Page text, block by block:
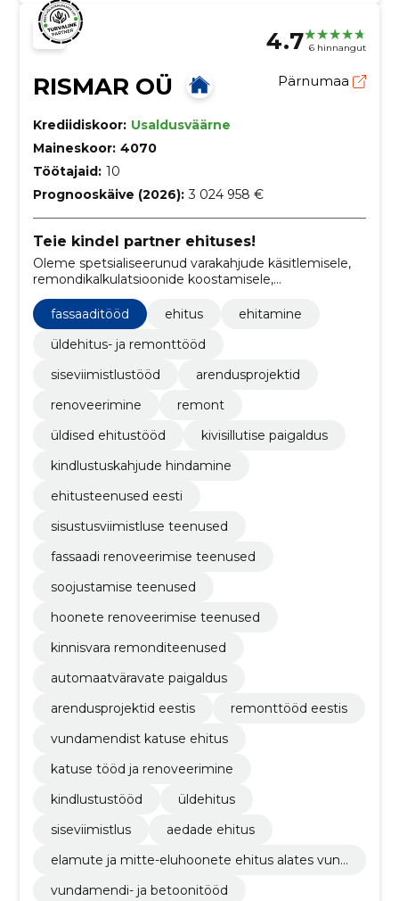
4.7 6 hinnangut
RISMAR OÜ Pärnumaa
Krediidiskoor: Usaldusväärne
Maineskoor: 4070
Töötajaid: 10
Prognooskäive (2026): 3 024 958 €
Teie kindel partner ehituses!
Oleme spetsialiseerunud varakahjude käsitlemisele,
remondikalkulatsioonide koostamisele,
fassaaditööd
ehitus
ehitamine
üldehitus- ja remonttööd
siseviimistlustööd
arendusprojektid
renoveerimine
remont
üldised ehitustööd
kivisillutise paigaldus
kindlustuskahjude hindamine
ehitusteenused eesti
sisustusviimistluse teenused
fassaadi renoveerimise teenused
soojustamise teenused
hoonete renoveerimise teenused
kinnisvara remonditeenused
automaatväravate paigaldus
arendusprojektid eestis
remonttööd eestis
vundamendist katuse ehitus
katuse tööd ja renoveerimine
kindlustustööd
üldehitus
siseviimistlus
aedade ehitus
elamute ja mitte-eluhoonete ehitus alates vund
vundamendi- ja betoonitööd